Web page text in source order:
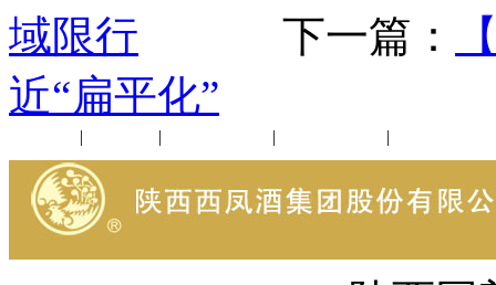
域限行 下一篇：
近“扁平化”
| | | |